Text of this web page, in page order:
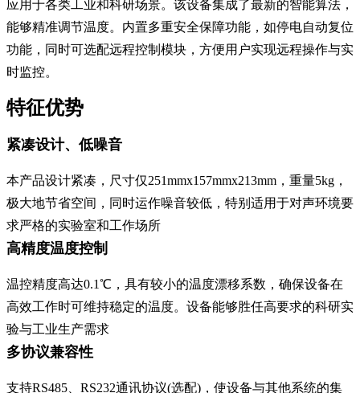
应用于各类工业和科研场景。该设备集成了最新的智能算法，
能够精准调节温度。内置多重安全保障功能，如停电自动复位
功能，同时可选配远程控制模块，方便用户实现远程操作与实
时监控。
特征优势
紧凑设计、低噪音
本产品设计紧凑，尺寸仅251mmx157mmx213mm，重量5kg，
极大地节省空间，同时运作噪音较低，特别适用于对声环境要
求严格的实验室和工作场所
高精度温度控制
温控精度高达0.1℃，具有较小的温度漂移系数，确保设备在
高效工作时可维持稳定的温度。设备能够胜任高要求的科研实
验与工业生产需求
多协议兼容性
支持RS485、RS232通讯协议(选配)，使设备与其他系统的集